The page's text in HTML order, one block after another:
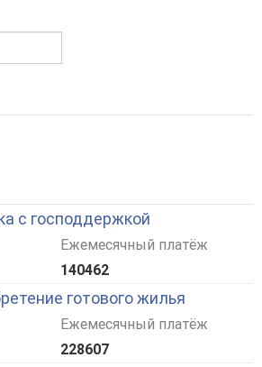
с господдержкой
Ежемесячный платёж
140462
готового жилья
Ежемесячный платёж
228607